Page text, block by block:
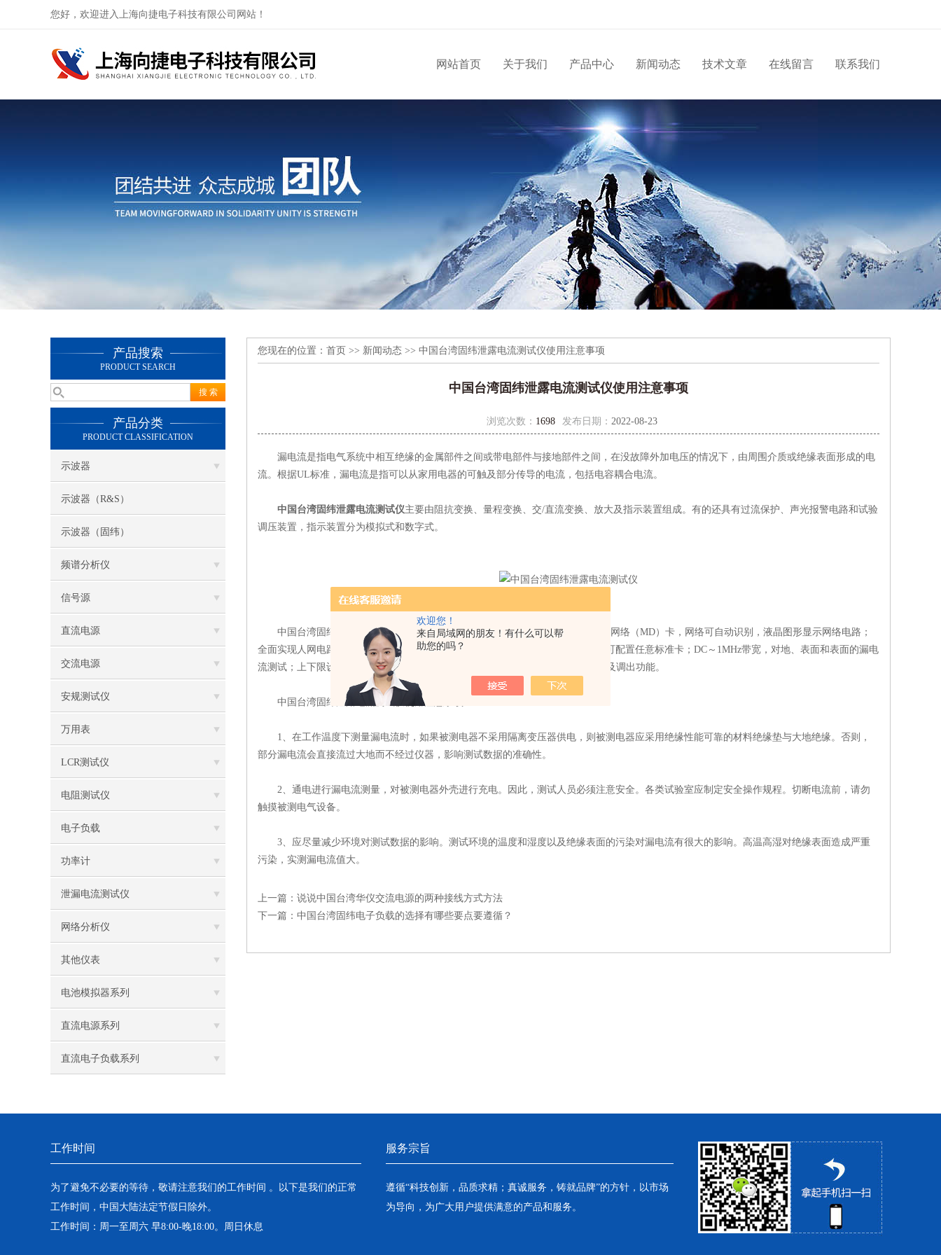
欢迎您！
来自局域网的朋友！有什么可以帮
助您的吗？
您好，欢迎进入上海向捷电子科技有限公司网站！
网站首页 关于我们 产品中心 新闻动态 技术文章 在线留言 联系我们
产品搜索
PRODUCT SEARCH
产品分类
PRODUCT CLASSIFICATION
示波器
示波器（R&S）
示波器（固纬）
频谱分析仪
信号源
直流电源
交流电源
安规测试仪
万用表
LCR测试仪
电阻测试仪
电子负载
功率计
泄漏电流测试仪
网络分析仪
其他仪表
电池模拟器系列
直流电源系列
直流电子负载系列
您现在的位置： 首页 >> 新闻动态 >> 中国台湾固纬泄露电流测试仪使用注意事项
中国台湾固纬泄露电流测试仪使用注意事项
浏览次数： 1698 发布日期： 2022-08-23
漏电流是指电气系统中相互绝缘的金属部件之间或带电部件与接地部件之间，在没故障外加电压的情况下，由周围介质或绝缘表面形成的电
流。根据UL标准，漏电流是指可以从家用电器的可触及部分传导的电流，包括电容耦合电流。
中国台湾固纬泄露电流测试仪主要由阻抗变换、量程变换、交/直流变换、放大及指示装置组成。有的还具有过流保护、声光报警电路和试验
调压装置，指示装置分为模拟式和数字式。
中国台湾固纬泄露电流测试仪满足国内各行业漏电流检测标准要求；插入人体网络（MD）卡，网络可自动识别，液晶图形显示网络电路；
全面实现人网电路的可视化、可替换、可测量；仪器内置4种主流工业人机网卡，可配置任意标准卡；DC～1MHz带宽，对地、表面和表面的漏电
流测试；上下限设定，智能判别，声光报警，大字符显示；8组×8步条件设定记忆及调出功能。
中国台湾固纬泄露电流测试仪使用注意事项：
1、在工作温度下测量漏电流时，如果被测电器不采用隔离变压器供电，则被测电器应采用绝缘性能可靠的材料绝缘垫与大地绝缘。否则，
部分漏电流会直接流过大地而不经过仪器，影响测试数据的准确性。
2、通电进行漏电流测量，对被测电器外壳进行充电。因此，测试人员必须注意安全。各类试验室应制定安全操作规程。切断电流前，请勿
触摸被测电气设备。
3、应尽量减少环境对测试数据的影响。测试环境的温度和湿度以及绝缘表面的污染对漏电流有很大的影响。高温高湿对绝缘表面造成严重
污染，实测漏电流值大。
上一篇： 说说中国台湾华仪交流电源的两种接线方式方法
下一篇： 中国台湾固纬电子负载的选择有哪些要点要遵循？
工作时间
为了避免不必要的等待，敬请注意我们的工作时间 。以下是我们的正常
工作时间，中国大陆法定节假日除外。
工作时间：周一至周六 早8:00-晚18:00。周日休息
服务宗旨
遵循“科技创新，品质求精；真诚服务，铸就品牌”的方针，以市场
为导向，为广大用户提供满意的产品和服务。